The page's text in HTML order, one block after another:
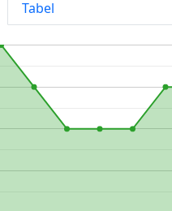
Tabel